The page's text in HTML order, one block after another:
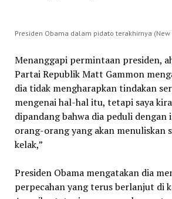
Presiden Obama dalam pidato terakhirnya (New
Menanggapi permintaan presiden,
Partai Republik Matt Gammon
dia tidak mengharapkan tindakan
mengenai hal-hal itu, tetapi saya
dipandang bahwa dia peduli dengan
orang-orang yang akan menuliskan
kelak,”
Presiden Obama mengatakan dia
perpecahan yang terus berlanjut di